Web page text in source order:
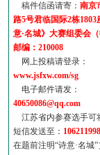
稿件信函请寄： 南京
路5号君临国际2栋1803
意·名城》大赛组委会（
邮编：210008
网上投稿请登录：
www.jsfxw.com/sg
电子邮件请发：
40650086@qq.com
江苏省内参赛选手可
短信发送至：
在题前注明“诗意·名城”